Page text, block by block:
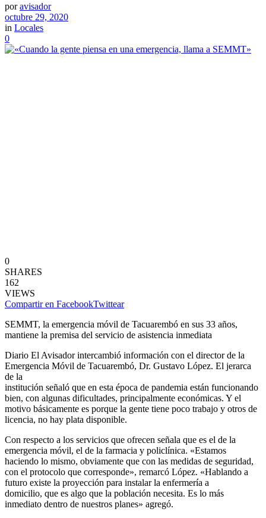
por avisador
octubre 29, 2020
in Locales
0
0
SHARES
162
VIEWS
Compartir en FacebookTwittear
SEMMT, la emergencia móvil de Tacuarembó en sus 33 años,
mantiene la premisa del servicio de asistencia inmediata
Diario El Avisador intercambió información con el director de la
Emergencia Móvil de Tacuarembó, Dr. Gustavo López. El jerarca
de la
institución señaló que en esta época de pandemia están funcionando
bien, con algunas dificultades, principalmente económicas. Y el
motivo básicamente es porque la gente tiene poco trabajo y otros de
licencia, no hay plata disponible.
Con respecto a los servicios que ofrecen señala que es el de la
emergencia móvil, el de la farmacia y policlínica. «Estamos
haciendo lo mismo, obviamente que con las medidas de seguridad,
con el protocolo que corresponde», remarcó López. «Hablando a
futuro existe la proyección para instalar la enfermería a
domicilio, que es algo que la población necesita. Es lo más
inmediato dentro de nuestros planes» agregó.